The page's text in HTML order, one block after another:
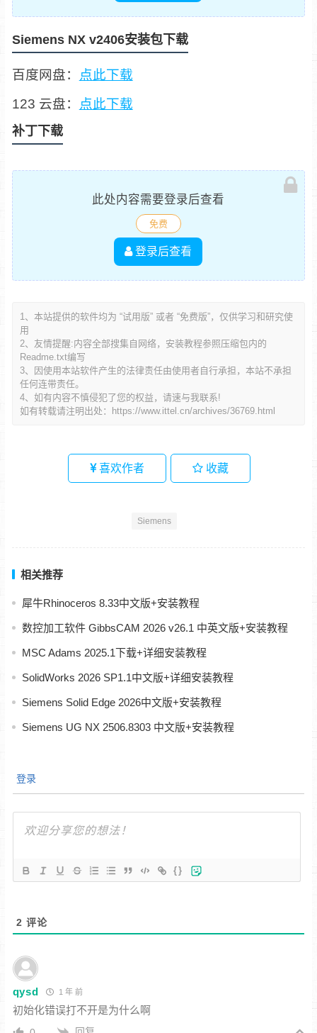
Siemens NX v2406安装包下载
百度网盘：
点此下载
123 云盘：
点此下载
补丁下载
此处内容需要登录后查看
免费
登录后查看
1、本站提供的软件均为 “试用版” 或者 “免费版”，仅供学习和研究使
用
2、友情提醒:内容全部搜集自网络，安装教程参照压缩包内的
Readme.txt编写
3、因使用本站软件产生的法律责任由使用者自行承担，本站不承担
任何连带责任。
4、如有内容不慎侵犯了您的权益，请速与我联系!
如有转载请注明出处： https://www.ittel.cn/archives/36769.html
喜欢作者 收藏
Siemens
相关推荐
犀牛Rhinoceros 8.33中文版+安装教程
数控加工软件 GibbsCAM 2026 v26.1 中英文版+安装教程
MSC Adams 2025.1下载+详细安装教程
SolidWorks 2026 SP1.1中文版+详细安装教程
Siemens Solid Edge 2026中文版+安装教程
Siemens UG NX 2506.8303 中文版+安装教程
登录
{}
2 评论
qysd 1 年 前
初始化错误打不开是为什么啊